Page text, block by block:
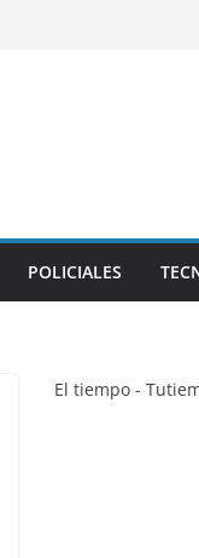
POLICIALES
El tiempo -